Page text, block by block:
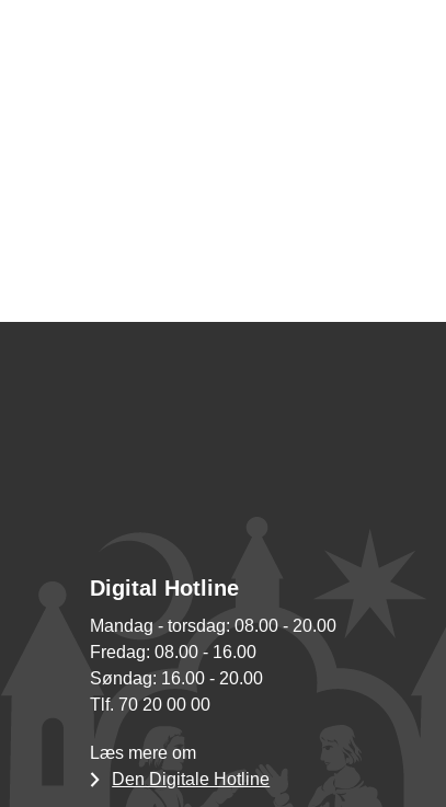
Digital Hotline
Mandag - torsdag: 08.00 - 20.00
Fredag: 08.00 - 16.00
Søndag: 16.00 - 20.00
Tlf. 70 20 00 00
Læs mere om
Den Digitale Hotline